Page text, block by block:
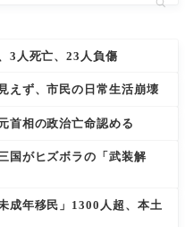
3人死亡、23人負傷
えず、市民の日常生活崩壊
首相の政治亡命認める
国がヒズボラの「武装解
成年移民」1300人超、本土